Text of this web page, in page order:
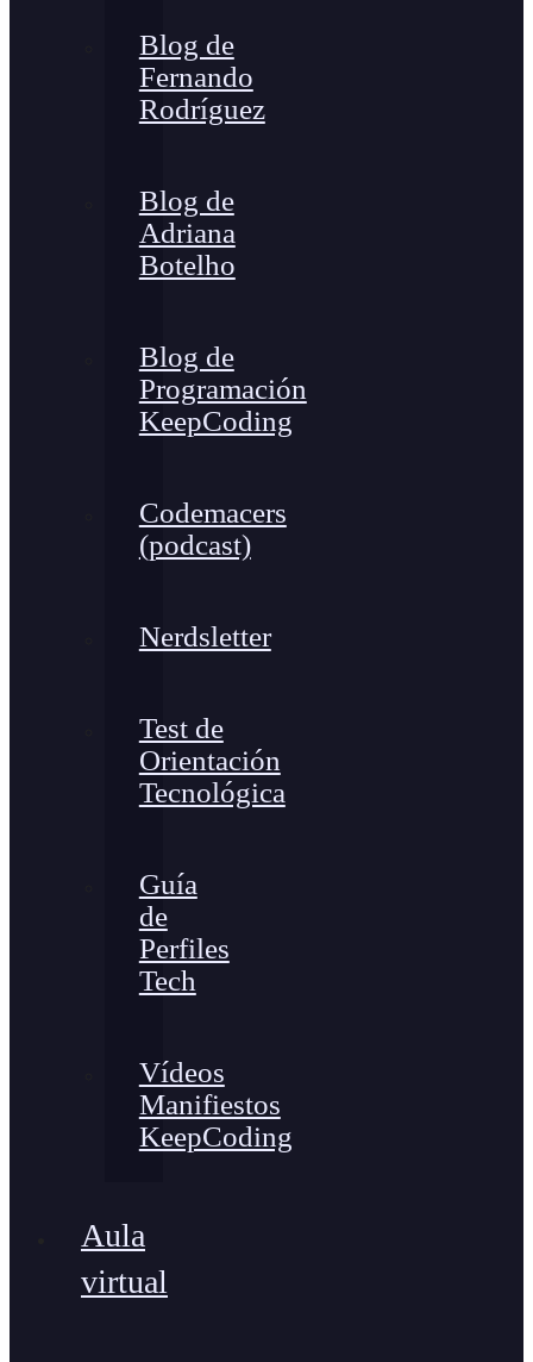
Blog de
Fernando
Rodríguez
Blog de
Adriana
Botelho
Blog de
Programación
KeepCoding
Codemacers
(podcast)
Nerdsletter
Test de
Orientación
Tecnológica
Guía
de
Perfiles
Tech
Vídeos
Manifiestos
KeepCoding
Aula
virtual